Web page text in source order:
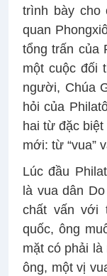
trình bày cho
quan
tổng trấn của
một cuộc đối
người, Chúa
hỏi của
hai từ đặc
mới: từ “vua”
Lúc đầu
là vua dân
chất vấn với
quốc, ông
mặt có phải
ông, một vị